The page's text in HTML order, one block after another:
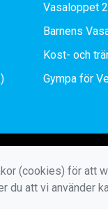
Vasaloppet
Barnens
Kost- och
Gympa för
(cookies) för att
du att vi använder